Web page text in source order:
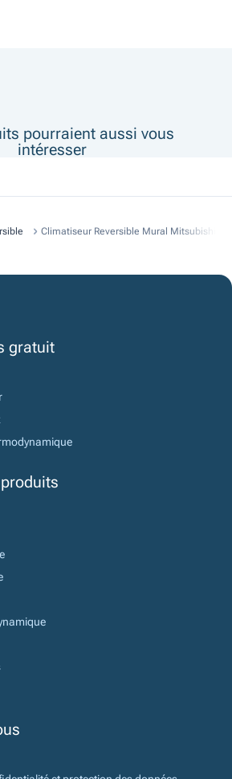
pourraient aussi vous
intéresser
Climatiseur Reversible Mural Mitsubishi
gratuit